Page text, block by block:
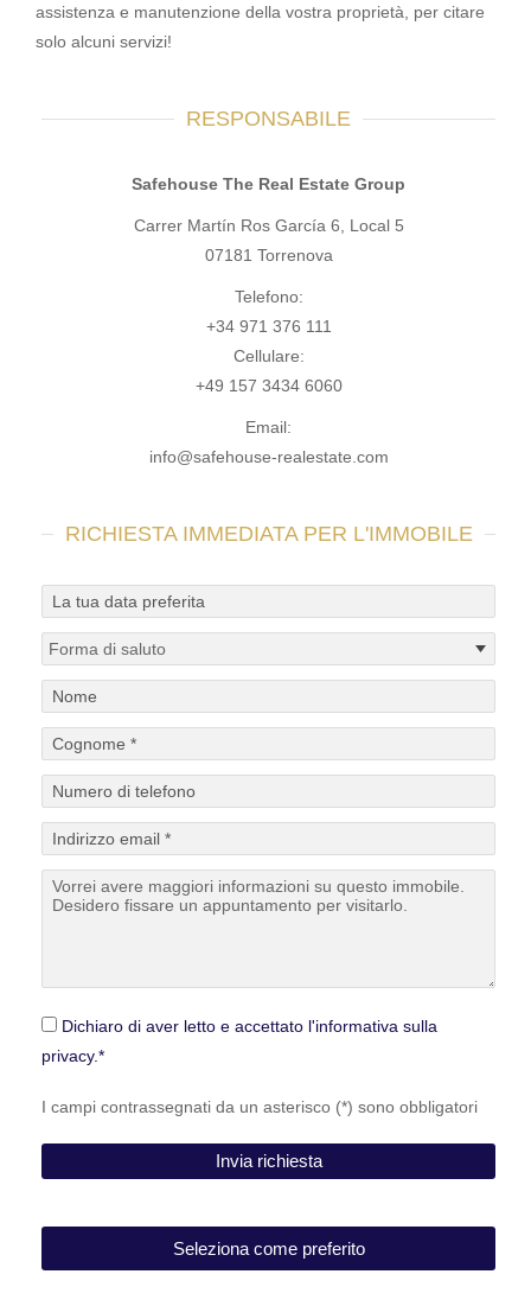
assistenza e manutenzione della vostra proprietà, per citare
solo alcuni servizi!
RESPONSABILE
Safehouse The Real Estate Group
Carrer Martín Ros García 6, Local 5
07181 Torrenova
Telefono:
+34 971 376 111
Cellulare:
+49 157 3434 6060
Email:
info@safehouse-realestate.com
RICHIESTA IMMEDIATA PER L'IMMOBILE
Dichiaro di aver letto e accettato l'informativa sulla
privacy.*
I campi contrassegnati da un asterisco (*) sono obbligatori
Seleziona come preferito